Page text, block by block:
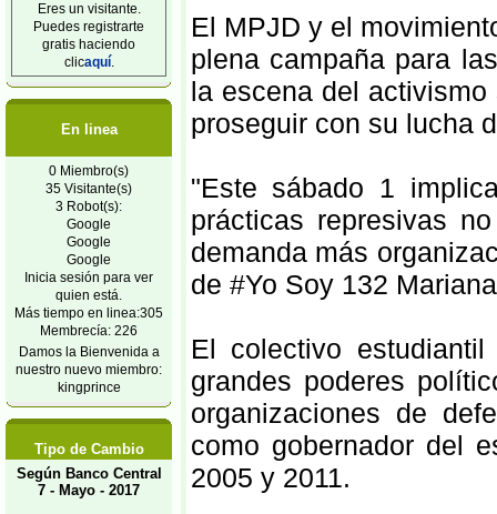
Eres un visitante.
Puedes registrarte
gratis haciendo
clicaquí.
En linea
0 Miembro(s)
35 Visitante(s)
3 Robot(s):
Google
Google
Google
Inicia sesión para ver
quien está.
Más tiempo en linea:305
Membrecía: 226
Damos la Bienvenida a
nuestro nuevo miembro:
kingprince
Tipo de Cambio
Según Banco Central
7 - Mayo - 2017
El MPJD y el
plena campaña para
la escena del
proseguir con su lucha
"Este sábado 1
prácticas represivas
demanda más
de #Yo Soy 132
El colectivo
grandes poderes
organizaciones de
como gobernador del
2005 y 2011.